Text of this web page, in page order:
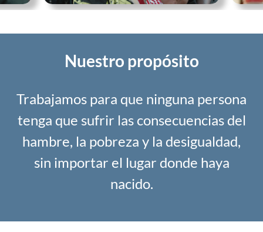
Nuestro propósito
Trabajamos para que ninguna persona
tenga que sufrir las consecuencias del
hambre, la pobreza y la desigualdad,
sin importar el lugar donde haya
nacido.